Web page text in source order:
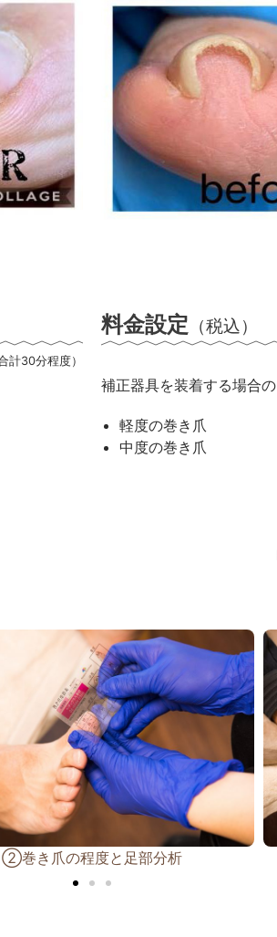
計30分程度）
料金設定 （税込）
補正器具を装着する場合の
軽度の巻き爪
中度の巻き爪
③プリパレーション